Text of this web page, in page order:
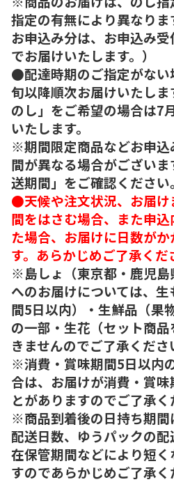
指定の有無により異なり
お申込み分は、お申込み
でお届けいたします。）
●配達時期のご指定がな
旬以降順次お届けいたし
のし」をご希望の場合は7
いたします。
※期間限定商品などお申込
間が異なる場合がござい
送期間」をご確認ください。
●天候や注文状況、お届け
間をはさむ場合、また申
た場合、お届けに日数が
す。あらかじめご了承くだ
※島しょ（東京都・鹿児島
へのお届けについては、
間5日以内）・生鮮品（果
の一部・生花（セット商
きませんのでご了承くださ
※消費・賞味期間5日以内
合は、お届けが消費・賞
とがありますのでご了承く
※商品到着後の日持ち期間
配送日数、ゆうパックの
在保管期間などにより短
すのであらかじめご了承く